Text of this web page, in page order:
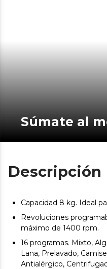
Súmate al
Descripción
Capacidad 8 kg. Ideal
Revoluciones
máximo de 1400 rpm.
16 programas. Mixto,
Lana, Prelavado,
Antialérgico,